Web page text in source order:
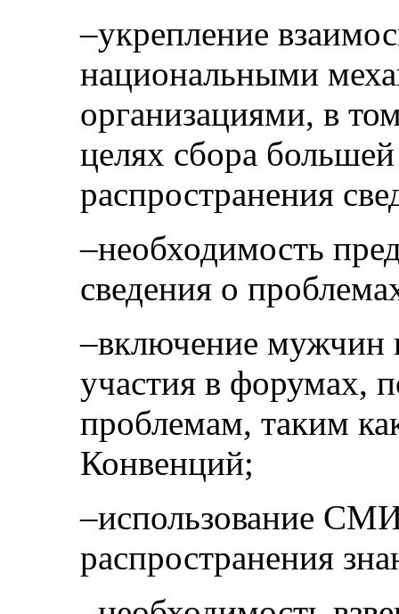
–укрепление
национальными
организациями, в
целях сбора
распространения
–необходимость
сведения о
–включение мужчин
участия в форумах,
проблемам, таким
Конвенций;
–использование СМИ
распространения